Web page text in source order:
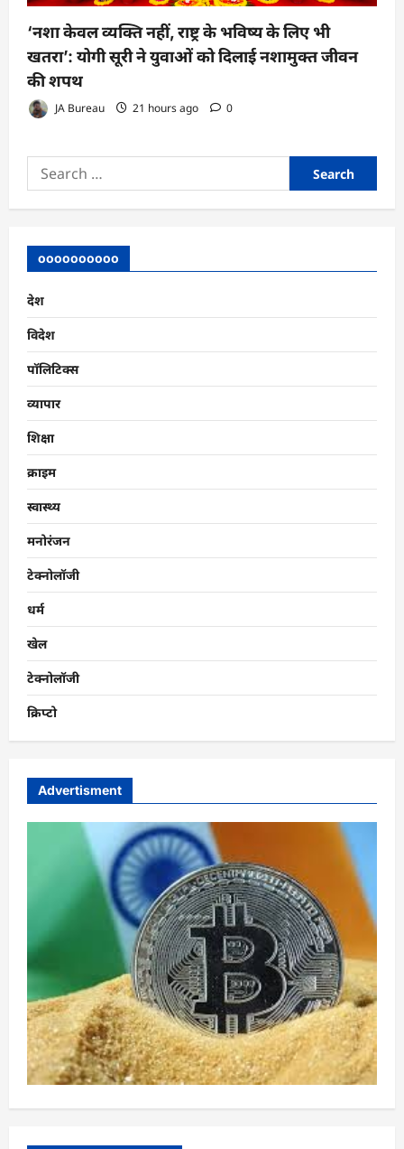
‘नशा केवल व्यक्ति नहीं, राष्ट्र के भविष्य के लिए भी
खतरा’: योगी सूरी ने युवाओं को दिलाई नशामुक्त जीवन
की शपथ
JA Bureau 21 hours ago 0
Search
for:
oooooooooo
देश
विदेश
पॉलिटिक्स
व्यापार
शिक्षा
क्राइम
स्वास्थ्य
मनोरंजन
टेक्नोलॉजी
धर्म
खेल
टेक्नोलॉजी
क्रिप्टो
Advertisment